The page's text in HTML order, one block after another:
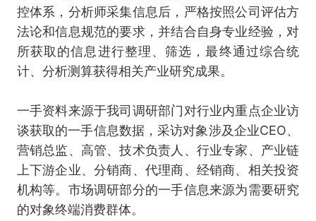
控体系，分析师采集信息后，严格按照公司评估方
法论和信息规范的要求，并结合自身专业经验，对
所获取的信息进行整理、筛选，最终通过综合统
计、分析测算获得相关产业研究成果。
一手资料来源于我司调研部门对行业内重点企业访
谈获取的一手信息数据，采访对象涉及企业CEO、
营销总监、高管、技术负责人、行业专家、产业链
上下游企业、分销商、代理商、经销商、相关投资
机构等。市场调研部分的一手信息来源为需要研究
的对象终端消费群体。